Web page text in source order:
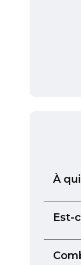
À
Est-